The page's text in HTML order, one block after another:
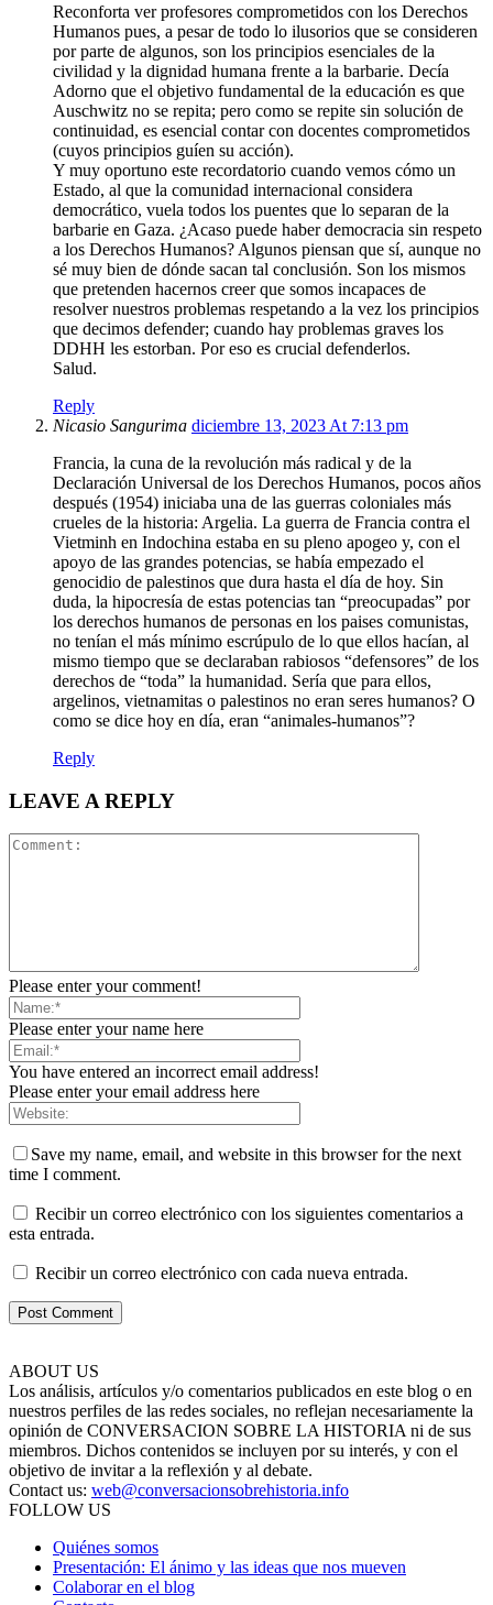
Reconforta ver profesores comprometidos con los Derechos
Humanos pues, a pesar de todo lo ilusorios que se consideren
por parte de algunos, son los principios esenciales de la
civilidad y la dignidad humana frente a la barbarie. Decía
Adorno que el objetivo fundamental de la educación es que
Auschwitz no se repita; pero como se repite sin solución de
continuidad, es esencial contar con docentes comprometidos
(cuyos principios guíen su acción).
Y muy oportuno este recordatorio cuando vemos cómo un
Estado, al que la comunidad internacional considera
democrático, vuela todos los puentes que lo separan de la
barbarie en Gaza. ¿Acaso puede haber democracia sin respeto
a los Derechos Humanos? Algunos piensan que sí, aunque no
sé muy bien de dónde sacan tal conclusión. Son los mismos
que pretenden hacernos creer que somos incapaces de
resolver nuestros problemas respetando a la vez los principios
que decimos defender; cuando hay problemas graves los
DDHH les estorban. Por eso es crucial defenderlos.
Salud.
Reply
Nicasio Sangurima diciembre 13, 2023 At 7:13 pm
Francia, la cuna de la revolución más radical y de la
Declaración Universal de los Derechos Humanos, pocos años
después (1954) iniciaba una de las guerras coloniales más
crueles de la historia: Argelia. La guerra de Francia contra el
Vietminh en Indochina estaba en su pleno apogeo y, con el
apoyo de las grandes potencias, se había empezado el
genocidio de palestinos que dura hasta el día de hoy. Sin
duda, la hipocresía de estas potencias tan “preocupadas” por
los derechos humanos de personas en los paises comunistas,
no tenían el más mínimo escrúpulo de lo que ellos hacían, al
mismo tiempo que se declaraban rabiosos “defensores” de los
derechos de “toda” la humanidad. Sería que para ellos,
argelinos, vietnamitas o palestinos no eran seres humanos? O
como se dice hoy en día, eran “animales-humanos”?
Reply
LEAVE A REPLY
Please enter your comment!
Please enter your name here
You have entered an incorrect email address!
Please enter your email address here
Save my name, email, and website in this browser for the next
time I comment.
Recibir un correo electrónico con los siguientes comentarios a
esta entrada.
Recibir un correo electrónico con cada nueva entrada.
ABOUT US
Los análisis, artículos y/o comentarios publicados en este blog o en
nuestros perfiles de las redes sociales, no reflejan necesariamente la
opinión de CONVERSACION SOBRE LA HISTORIA ni de sus
miembros. Dichos contenidos se incluyen por su interés, y con el
objetivo de invitar a la reflexión y al debate.
Contact us: web@conversacionsobrehistoria.info
FOLLOW US
Quiénes somos
Presentación: El ánimo y las ideas que nos mueven
Colaborar en el blog